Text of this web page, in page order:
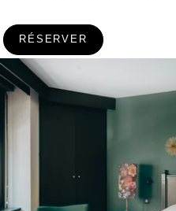
RÉSERVER